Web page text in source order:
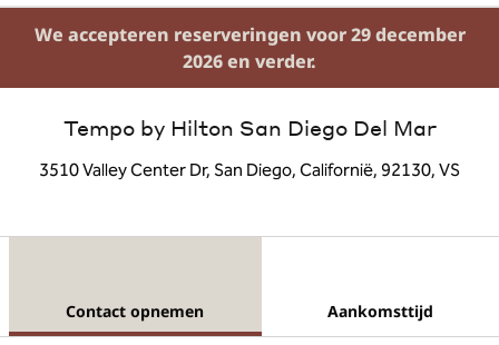
We accepteren reserveringen voor 29 december
2026 en verder.
Tempo by Hilton San Diego Del Mar
3510 Valley Center Dr, San Diego, Californië, 92130, VS
Contact opnemen Aankomsttijd